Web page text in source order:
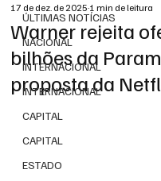
ÚLTIMAS NOTÍCIAS
NACIONAL
INTERNACIONAL
INTERNACIONAL
CAPITAL
CAPITAL
ESTADO
Warner rejeita
bilhões da
proposta da
17 de dez. de 20251 min de leitura